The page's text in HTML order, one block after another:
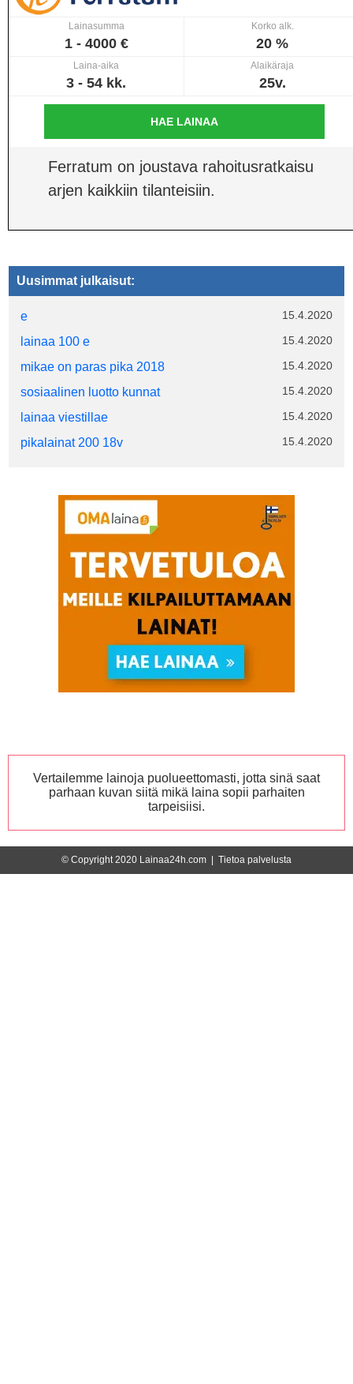
Lainasumma
1 - 4000 €
Korko alk.
20 %
Laina-aika
3 - 54 kk.
Alaikäraja
25v.
HAE LAINAA
Ferratum on joustava rahoitusratkaisu
arjen kaikkiin tilanteisiin.
Uusimmat julkaisut:
e 15.4.2020
lainaa 100 e 15.4.2020
mikae on paras pika 2018 15.4.2020
sosiaalinen luotto kunnat 15.4.2020
lainaa viestillae 15.4.2020
pikalainat 200 18v 15.4.2020
Vertailemme lainoja puolueettomasti, jotta sinä saat
parhaan kuvan siitä mikä laina sopii parhaiten
tarpeisiisi.
© Copyright 2020 Lainaa24h.com | Tietoa palvelusta